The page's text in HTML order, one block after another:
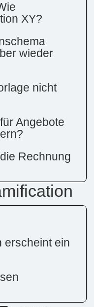
XY?
wieder
nicht
Angebote
Rechnung
erscheint ein